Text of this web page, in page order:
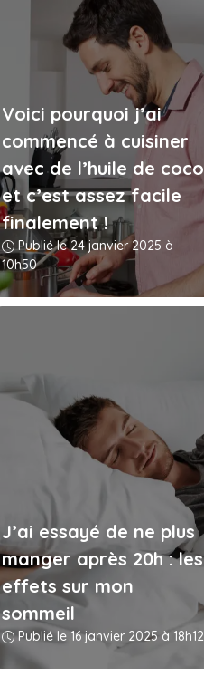
Voici pourquoi j’ai
commencé à cuisiner
avec de l’huile de coco
et c’est assez facile
finalement !
Publié le 24 janvier 2025 à
10h50
J’ai essayé de ne plus
manger après 20h : les
effets sur mon
sommeil
Publié le 16 janvier 2025 à 18h12